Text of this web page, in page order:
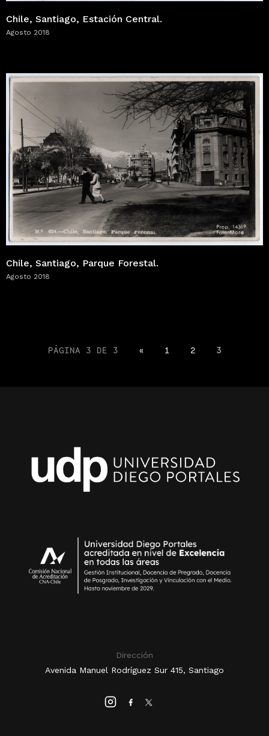
Chile, Santiago, Estación Central.
Agosto 2018
Chile, Santiago, Parque Forestal.
Agosto 2018
PÁGINA 3 DE 3 « 1 2 3
Dirección
Avenida Manuel Rodríguez Sur 415, Santiago